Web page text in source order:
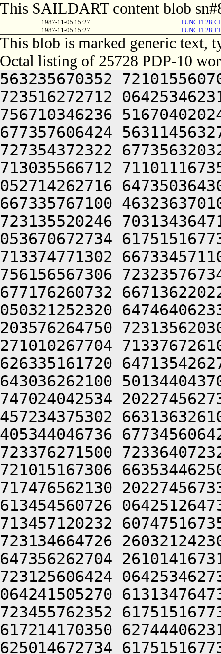
This SAILDART content blob
1987-11-05 15:27
1987-11-05 15:27
This blob is marked generic text,
Octal listing of 25728 PDP-10
563235670352 721015560706 713376306424 563116260714 723516272712 064253462312 632714267736 657315167312 756710346236 516704020246 703134364714 647074172322 677357606424 563114563270 617214170330 647354575614 727354372322 677356320322 671016464312 202416267716 713035566712 711011167350 627454660706 627741505032 052714262716 647350364302 703514571100 311357341736 667335767100 463236370100 477055262706 721012374746 723135520246 703134364714 647074172322 677357622432 053670672734 617515167734 715015167100 723214520240 713374771302 667334571100 447356462744 633034362774 756156567306 723235767346 203235620350 643124050344 677176260732 667136220222 673514571314 607074577032 050321252320 647464062336 617535562734 721016760746 203576264750 723135620304 745010460734 647135420216 271010267704 713376726100 463235662302 202165620210 626335161720 647135426270 613454560726 064252264706 643036262100 501344043702 613455162730 261012367734 747024042534 202274562734 625304043744 627175771100 457234375302 663136326100 607354420210 607555162100 405344046736 677345606424 064250367734 723455161352 723376271500 723364072320 647464062336 617535562734 721015167306 663534462500 503036471322 617264042352 717476562130 202274567334 627515020226 607215626270 613454560726 064251264732 202274566740 631304046302 713457120232 607475167350 627445420232 607455320246 723134664726 260321242302 673234566100 461344053712 647356262704 261014167310 202255767100 461012764322 723125606424 064253462734 622515172330 626414163712 064241505270 613134764734 517134372322 677357344734 723455762352 617515167734 770321206424 523215171500 617214170350 627444062312 717076264704 627464072320 625014672734 617515167734 715304066702 617455771530 203476062706 647035420314 677455571530 203035662032 053174567312 713234320314 727354372322 677356320340 713376664710 627104061362 203515062500 562071447646 561012071336 637454166732 627444044734 723136263302 617125620100 523214506424 503455763744 607335562744 202235672312 713154161712 203075766740 713236362746 203515062500 633535661750 647375671500 607354420332 607076267746 203515060750 203036262432 053476563314 647075162734 721014667744 203576264750 647354720332 677476420336 613254561750 267376264712 673514562100 703455763744 607336327032 050321252320 625014462746 617455170350 647375620336 631014560706 641014672734 617515167734 261015560706 713365420346 703134364702 661014667744 665301505302 673104063712 673136264706 203156567306 723235767100 647354366352 623136320322 723464070352 713415771712 261015172346 203477167350 607605420350 643121505346 627334167350 647076320336 631015172346 203036263752 667135672346 203035662100 713136472744 673134420354 607316562746 261014167310 203374672312 671014167100 627614166740 663121505302 673104061744 677476326744 627154571312 673074571500 723364071312 663036462710 203156567306 723235767346 270321206424 523214520346 747356460760 203114571706 713236072322 677344063336 711014120314 727354372322 677345420332 607076267530 203376220346 703134364702 661014667744 664321262312 717076264704 627464064750 715016060744 607334572312 713465620220 627454520322 715014167100 627614166740 663124067714 203515062500 633376266702 721014667744 064256464312 203477167350 607604062312 717076264740 723235767100 677144060500 633535661750 647375635032 050321256330 607054566100 517635672302 741641505032 052710462714 727344075614 771017375670 647504074270 277744075670 647504074670 277744075670 677416477100 756715172100 752705777100 563274574500 756715172100 656705777374 064241505270 673375167310 627356420250 643236320310 627474371322 703515167734 203235662322 617036462746 203515060750 203515062500 633535661750 647375620366 563054620214 771015060746 203516767500 713136172722 713134406424 703036260732 627514571346 261017356322 721017056136 771014167310 203673464750 203637627100 202235620302 623115172322 677345420350 643136262500 647464060734 203376072322 677354166032 053414171302 667136462744 203673464750 203653427774 203035662100 605015362762 737376262100 703036260732 627514571100 756715172100 657745606424 064252464312 203174567312 713234320314 727354372322 677356320310 627474371322 613134420322 671016464322 715014364302 703514571100 607454520302 663304071750 607354460744 620321263712 673136264706 203156567306 723235767346 271004052320 627624060730 661016571712 203476460734 623036262100 667136464336 621014367732 613235660750 647375627032 050321252320 625014462746